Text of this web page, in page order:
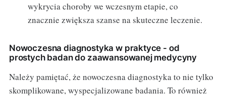
wykrycia choroby we wczesnym etapie, co
znacznie zwiększa szanse na skuteczne leczenie.
Nowoczesna diagnostyka w praktyce - od
prostych badan do zaawansowanej medycyny
Należy pamiętać, że nowoczesna diagnostyka to nie tylko
skomplikowane, wyspecjalizowane badania. To również